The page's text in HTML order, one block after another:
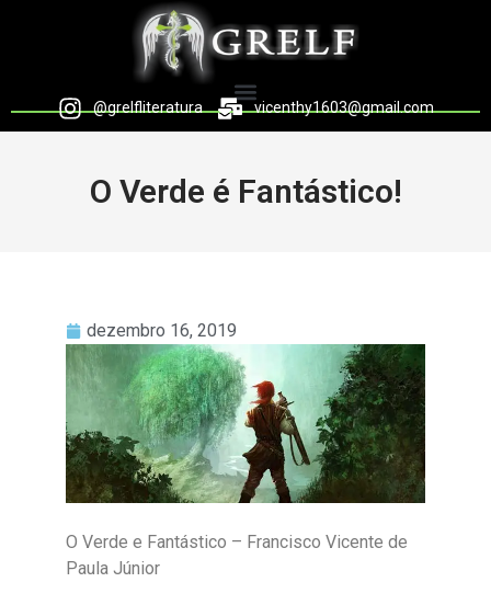
@grelfliteratura vicenthy1603@gmail.com
O Verde é Fantástico!
dezembro 16, 2019
O Verde e Fantástico – Francisco Vicente de
Paula Júnior